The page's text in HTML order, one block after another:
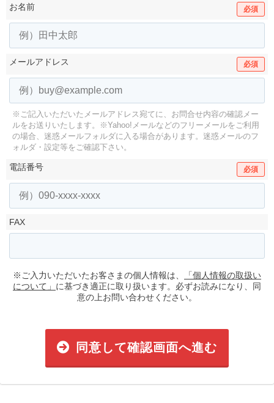
お名前 必須
メールアドレス 必須
※ご記入いただいたメールアドレス宛てに、お問合せ内容の確認メー
ルをお送りいたします。
※Yahoo!メールなどのフリーメールをご利用
の場合、迷惑メールフォルダに入る場合があります。 迷惑メールのフ
ォルダ・設定等をご確認下さい。
電話番号 必須
FAX
※ご入力いただいたお客さまの個人情報は、
「個人情報の取扱い
について」 に基づき適正に取り扱います。必ずお読みになり、同
意の上お問い合わせください。
同意して確認画面へ進む